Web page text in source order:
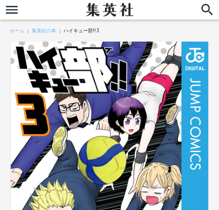
ホーム 集英社の本 ハイキュー部!! 3